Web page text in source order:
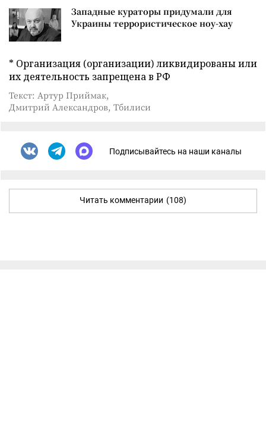
Западные кураторы придумали для
Украины террористическое ноу-хау
* Организация (организации) ликвидированы или
их деятельность запрещена в РФ
Текст: Артур Приймак,
Дмитрий Александров, Тбилиси
Подписывайтесь на наши каналы
Читать комментарии (108)